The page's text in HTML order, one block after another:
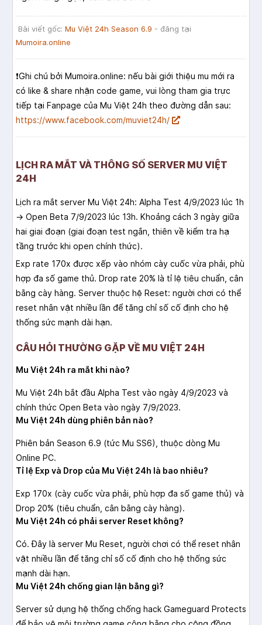
Bài viết gốc: Mu Việt 24h Season 6.9 - đăng tại
Mumoira.online
❗️Ghi chú bởi Mumoira.online: nếu bài giới thiệu mu mới ra
có like & share nhận code game, vui lòng tham gia trực
tiếp tại Fanpage của Mu Việt 24h theo đường dẫn sau:
https://www.facebook.com/muviet24h/
LỊCH RA MẮT VÀ THÔNG SỐ SERVER MU VIỆT
24H
Lịch ra mắt server Mu Việt 24h: Alpha Test 4/9/2023 lúc 1h
→ Open Beta 7/9/2023 lúc 13h. Khoảng cách 3 ngày giữa
hai giai đoạn (giai đoạn test ngắn, thiên về kiểm tra hạ
tầng trước khi open chính thức).
Exp rate 170x được xếp vào nhóm cày cuốc vừa phải, phù
hợp đa số game thủ. Drop rate 20% là tỉ lệ tiêu chuẩn, cân
bằng cày hàng. Server thuộc hệ Reset: người chơi có thể
reset nhân vật nhiều lần để tăng chỉ số cố định cho hệ
thống sức mạnh dài hạn.
CÂU HỎI THƯỜNG GẶP VỀ MU VIỆT 24H
Mu Việt 24h ra mắt khi nào?
Mu Việt 24h bắt đầu Alpha Test vào ngày 4/9/2023 và
chính thức Open Beta vào ngày 7/9/2023.
Mu Việt 24h dùng phiên bản nào?
Phiên bản Season 6.9 (tức Mu SS6), thuộc dòng Mu
Online PC.
Tỉ lệ Exp và Drop của Mu Việt 24h là bao nhiêu?
Exp 170x (cày cuốc vừa phải, phù hợp đa số game thủ) và
Drop 20% (tiêu chuẩn, cân bằng cày hàng).
Mu Việt 24h có phải server Reset không?
Có. Đây là server Mu Reset, người chơi có thể reset nhân
vật nhiều lần để tăng chỉ số cố định cho hệ thống sức
mạnh dài hạn.
Mu Việt 24h chống gian lận bằng gì?
Server sử dụng hệ thống chống hack Gameguard Protects